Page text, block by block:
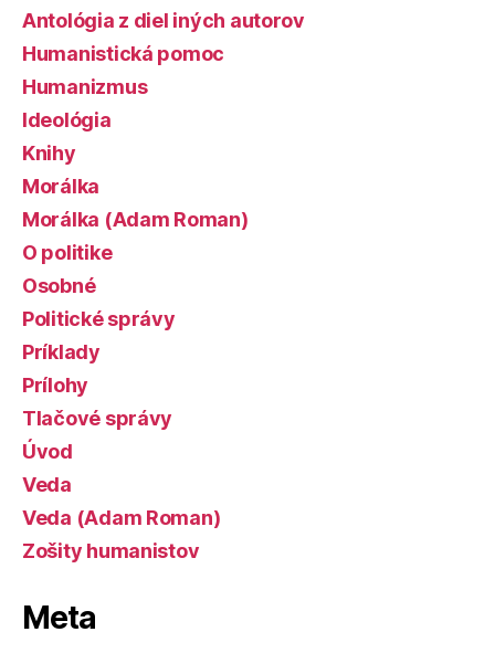
Antológia z diel iných autorov
Humanistická pomoc
Humanizmus
Ideológia
Knihy
Morálka
Morálka (Adam Roman)
O politike
Osobné
Politické správy
Príklady
Prílohy
Tlačové správy
Úvod
Veda
Veda (Adam Roman)
Zošity humanistov
Meta